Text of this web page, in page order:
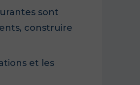
sont
construire
et les